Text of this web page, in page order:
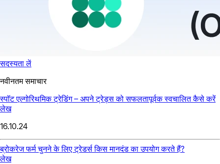
सदस्यता लें
नवीनतम समाचार
स्पॉट एल्गोरिथमिक ट्रेडिंग – अपने ट्रेड्स को सफलतापूर्वक स्वचालित कैसे करें
लेख
16.10.24
ब्रोकरेज फर्म चुनने के लिए ट्रेडर्स किस मानदंड का उपयोग करते हैं?
लेख